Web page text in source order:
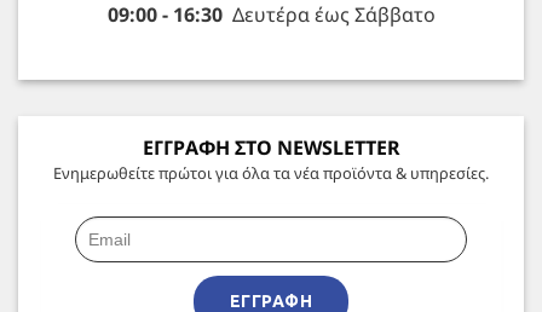
09:00 - 16:30Δευτέρα έως Σάββατο
ΕΓΓΡΑΦΗ ΣΤΟ NEWSLETTER
Ενημερωθείτε πρώτοι για όλα τα νέα προϊόντα & υπηρεσίες.
ΕΓΓΡΑΦΉ